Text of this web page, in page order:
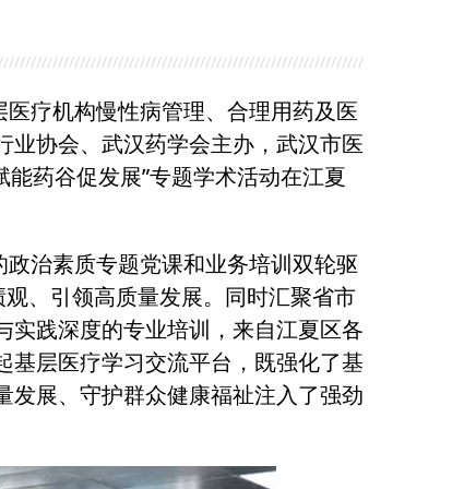
疗机构慢性病管理、合理用药及医
业协会、武汉药学会主办，武汉市医
药谷促发展”专题学术活动在江夏
治素质专题党课和业务培训双轮驱
、引领高质量发展。同时汇聚省市
实践深度的专业培训，来自江夏区各
层医疗学习交流平台，既强化了基
发展、守护群众健康福祉注入了强劲